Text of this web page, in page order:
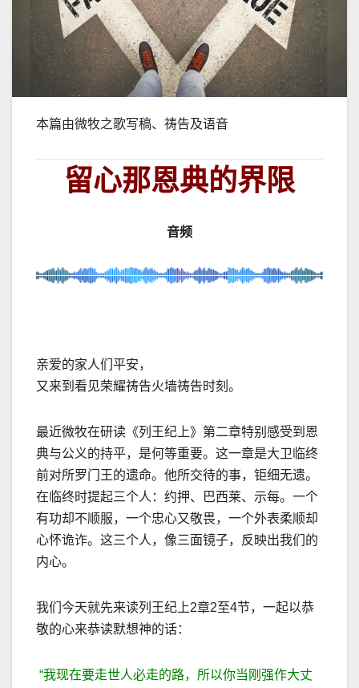
本篇由微牧之歌写稿、祷告及语音
留心那恩典的界限
音频
亲爱的家人们平安，
又来到看见荣耀祷告火墙祷告时刻。
最近微牧在研读《列王纪上》第二章特别感受到恩
典与公义的持平，是何等重要。这一章是大卫临终
前对所罗门王的遗命。他所交待的事，钜细无遗。
在临终时提起三个人：约押、巴西莱、示每。一个
有功却不顺服，一个忠心又敬畏，一个外表柔顺却
心怀诡诈。这三个人，像三面镜子，反映出我们的
内心。
我们今天就先来读列王纪上2章2至4节，一起以恭
敬的心来恭读默想神的话：
“我现在要走世人必走的路，所以你当刚强作大丈